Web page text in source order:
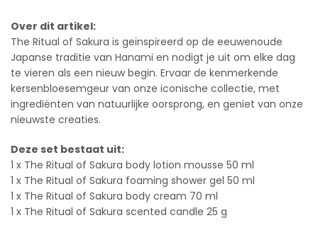
Over dit artikel:
The Ritual of Sakura is geïnspireerd op de eeuwenoude
Japanse traditie van Hanami en nodigt je uit om elke dag
te vieren als een nieuw begin. Ervaar de kenmerkende
kersenbloesemgeur van onze iconische collectie, met
ingrediënten van natuurlijke oorsprong, en geniet van onze
nieuwste creaties.
Deze set bestaat uit:
1 x The Ritual of Sakura body lotion mousse 50 ml
1 x The Ritual of Sakura foaming shower gel 50 ml
1 x The Ritual of Sakura body cream 70 ml
1 x The Ritual of Sakura scented candle 25 g